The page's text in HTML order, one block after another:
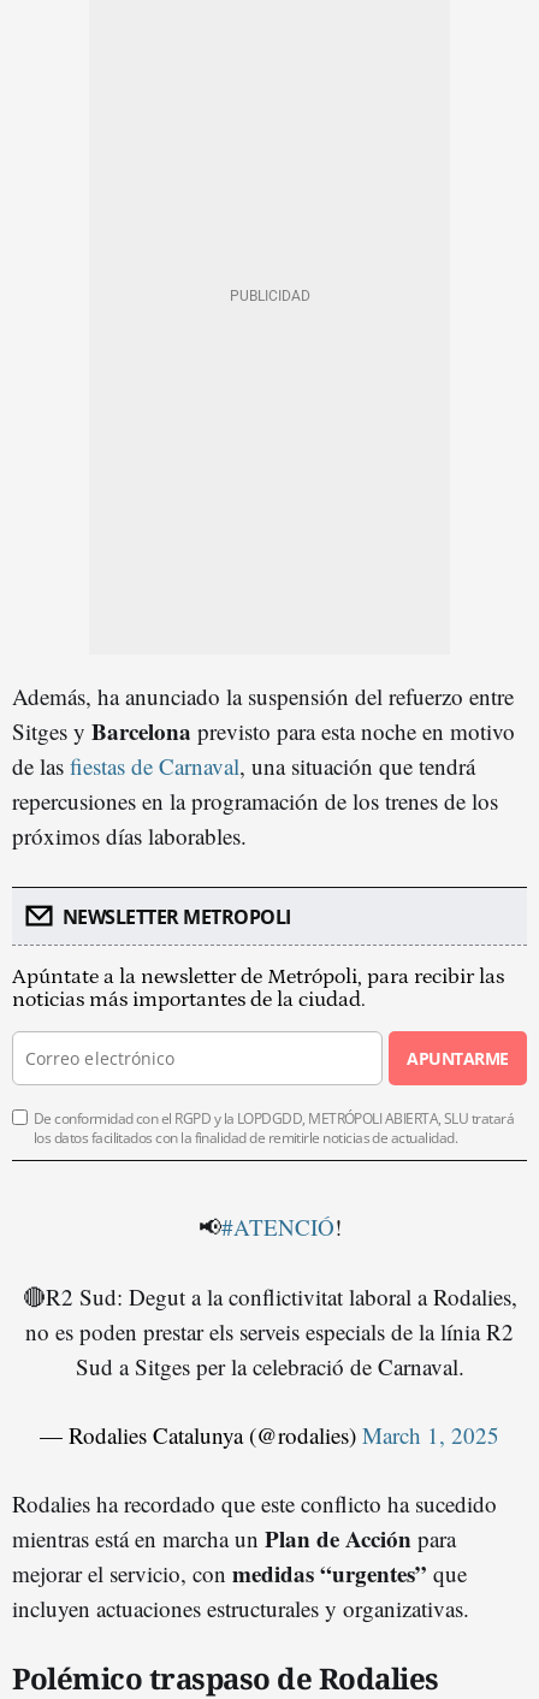
Además, ha anunciado la suspensión del refuerzo entre
Sitges y Barcelona previsto para esta noche en motivo
de las fiestas de Carnaval, una situación que tendrá
repercusiones en la programación de los trenes de los
próximos días laborables.
NEWSLETTER METROPOLI
Apúntate a la newsletter de Metrópoli, para recibir las
noticias más importantes de la ciudad.
APUNTARME
De conformidad con el RGPD y la LOPDGDD, METRÓPOLI ABIERTA, SLU tratará
los datos facilitados con la finalidad de remitirle noticias de actualidad.
📢#ATENCIÓ!
🔴R2 Sud: Degut a la conflictivitat laboral a Rodalies,
no es poden prestar els serveis especials de la línia R2
Sud a Sitges per la celebració de Carnaval.
— Rodalies Catalunya (@rodalies) March 1, 2025
Rodalies ha recordado que este conflicto ha sucedido
mientras está en marcha un Plan de Acción para
mejorar el servicio, con medidas “urgentes” que
incluyen actuaciones estructurales y organizativas.
Polémico traspaso de Rodalies